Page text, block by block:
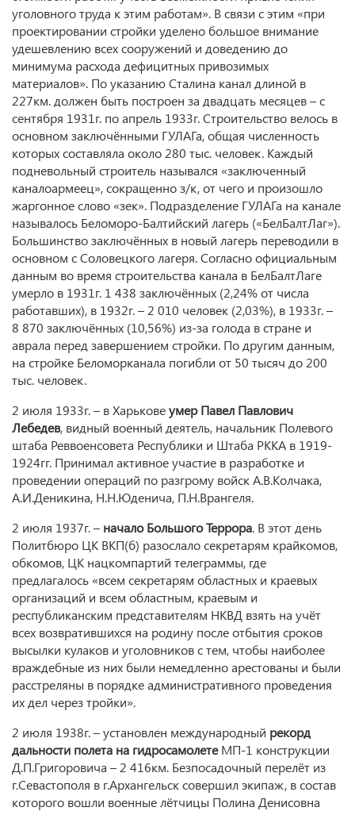
уголовного труда к этим работам». В связи с этим «при
проектировании стройки уделено большое внимание
удешевлению всех сооружений и доведению до
минимума расхода дефицитных привозимых
материалов». По указанию Сталина канал длиной в
227км. должен быть построен за двадцать месяцев – с
сентября 1931г. по апрель 1933г. Строительство велось в
основном заключёнными ГУЛАГа, общая численность
которых составляла около 280 тыс. человек. Каждый
подневольный строитель назывался «заключенный
каналоармеец», сокращенно з/к, от чего и произошло
жаргонное слово «зек». Подразделение ГУЛАГа на канале
называлось Беломоро-Балтийский лагерь («БелБалтЛаг»).
Большинство заключённых в новый лагерь переводили в
основном с Соловецкого лагеря. Согласно официальным
данным во время строительства канала в БелБалтЛаге
умерло в 1931г. 1 438 заключённых (2,24% от числа
работавших), в 1932г. – 2 010 человек (2,03%), в 1933г. –
8 870 заключённых (10,56%) из-за голода в стране и
аврала перед завершением стройки. По другим данным,
на стройке Беломорканала погибли от 50 тысяч до 200
тыс. человек.
2 июля 1933г. – в Харьковеумер Павел Павлович
Лебедев, видный военный деятель, начальник Полевого
штаба Реввоенсовета Республики и Штаба РККА в 1919-
1924гг. Принимал активное участие в разработке и
проведении операций по разгрому войск А.В.Колчака,
А.И.Деникина, Н.Н.Юденича, П.Н.Врангеля.
2 июля 1937г. – начало Большого Террора. В этот день
Политбюро ЦК ВКП(б) разослало секретарям крайкомов,
обкомов, ЦК нацкомпартий телеграммы, где
предлагалось «всем секретарям областных и краевых
организаций и всем областным, краевым и
республиканским представителям НКВД взять на учёт
всех возвратившихся на родину после отбытия сроков
высылки кулаков и уголовников с тем, чтобы наиболее
враждебные из них были немедленно арестованы и были
расстреляны в порядке административного проведения
их дел через тройки».
2 июля 1938г. – установлен международный рекорд
дальности полета на гидросамолетеМП-1 конструкции
Д.П.Григоровича – 2 416км. Безпосадочный перелёт из
г.Севастополя в г.Архангельск совершил экипаж, в состав
которого вошли военные лётчицы Полина Денисовна